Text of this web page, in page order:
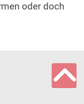
oder doch